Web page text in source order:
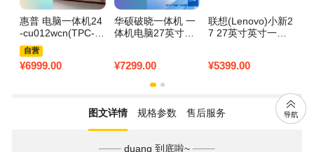
惠普 电脑一体机24
-cu012wcn(TPC-Q
098-24 L1)Core5 2
10H 16G 512G 白
自营
¥6999.00
华硕破晓一体机 一
体机电脑27英寸高
D 无线键鼠 白色)
¥7299.00
联想(Lenovo)小新2
7 27英寸英寸一体
12G）云影白
¥5399.00
图文详情 规格参数 售后服务
duang 到底啦~